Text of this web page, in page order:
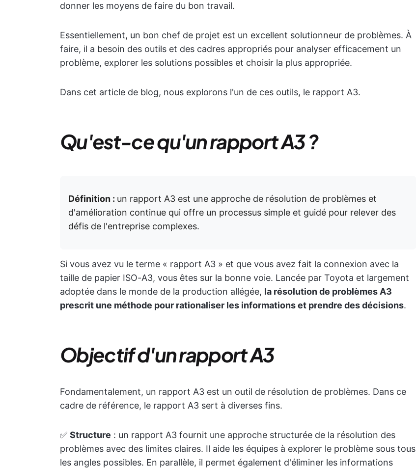
donner les moyens de faire du bon travail.
Essentiellement, un bon chef de projet est un excellent solutionneur de problèmes. À
faire, il a besoin des outils et des cadres appropriés pour analyser efficacement un
problème, explorer les solutions possibles et choisir la plus appropriée.
Dans cet article de blog, nous explorons l'un de ces outils, le rapport A3.
Qu'est-ce qu'un rapport A3 ?
Définition : un rapport A3 est une approche de résolution de problèmes et
d'amélioration continue qui offre un processus simple et guidé pour relever des
défis de l'entreprise complexes.
Si vous avez vu le terme « rapport A3 » et que vous avez fait la connexion avec la
taille de papier ISO-A3, vous êtes sur la bonne voie. Lancée par Toyota et largement
adoptée dans le monde de la production allégée, la résolution de problèmes A3
prescrit une méthode pour rationaliser les informations et prendre des décisions.
Objectif d'un rapport A3
Fondamentalement, un rapport A3 est un outil de résolution de problèmes. Dans ce
cadre de référence, le rapport A3 sert à diverses fins.
✅ Structure : un rapport A3 fournit une approche structurée de la résolution des
problèmes avec des limites claires. Il aide les équipes à explorer le problème sous tous
les angles possibles. En parallèle, il permet également d'éliminer les informations